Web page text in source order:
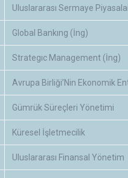
Uluslararası Sermaye
Global Bankıng (İng)
Strategıc Management (İng)
Avrupa Birliği’Nin Ekonomik
Gümrük Süreçleri Yönetimi
Küresel İşletmecilik
Uluslararası Finansal Yönetim